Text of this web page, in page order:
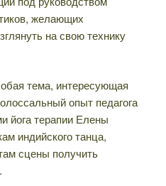
желающих
на свою технику
тема, интересующая
опыт педагога
йога терапии Елены
индийского танца,
сцены получить